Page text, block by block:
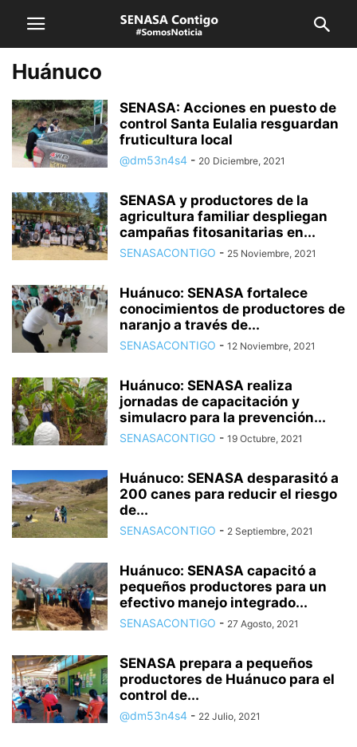
Huánuco
SENASA: Acciones en puesto de
control Santa Eulalia resguardan
fruticultura local
@dm53n4s4 - 20 Diciembre, 2021
SENASA y productores de la
agricultura familiar despliegan
campañas fitosanitarias en...
SENASACONTIGO - 25 Noviembre, 2021
Huánuco: SENASA fortalece
conocimientos de productores de
naranjo a través de...
SENASACONTIGO - 12 Noviembre, 2021
Huánuco: SENASA realiza
jornadas de capacitación y
simulacro para la prevención...
SENASACONTIGO - 19 Octubre, 2021
Huánuco: SENASA desparasitó a
200 canes para reducir el riesgo
de...
SENASACONTIGO - 2 Septiembre, 2021
Huánuco: SENASA capacitó a
pequeños productores para un
efectivo manejo integrado...
SENASACONTIGO - 27 Agosto, 2021
SENASA prepara a pequeños
productores de Huánuco para el
control de...
@dm53n4s4 - 22 Julio, 2021